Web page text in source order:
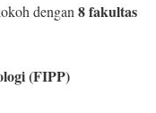
dengan8 fakultas
(FIPP)